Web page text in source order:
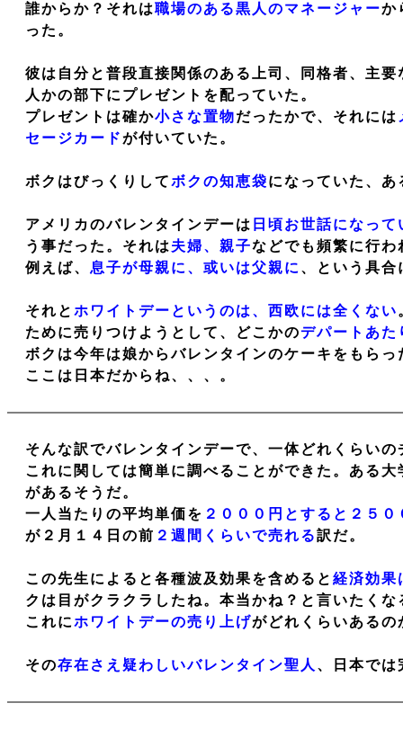
誰からか？それは職場のある黒人のマネージャーか
った。
彼は自分と普段直接関係のある上司、同格者、主要
人かの部下にプレゼントを配っていた。
プレゼントは確か小さな置物だったかで、それには
セージカードが付いていた。
ボクはびっくりしてボクの知恵袋になっていた、
アメリカのバレンタインデーは 日頃お世話になって
う事だった。それは 夫婦、親子などでも頻繁に行
例えば、 息子が母親に、或いは父親に 、という具合
それと ホワイトデーというのは、西欧には全くない
ために売りつけようとして、どこかのデパートあた
ボクは今年は娘からバレンタインのケーキをもら
ここは日本だからね、、、。
そんな訳でバレンタインデーで、一体どれくらい
これに関しては簡単に調べることができた。ある
があるそうだ。
一人当たりの平均単価を ２０００円とすると２５
が２月１４日の前 ２週間くらいで売れる訳だ。
この先生によると各種波及効果を含めると 経済効果
クは目がクラクラしたね。本当かね？と言いたく
これにホワイトデーの売り上げがどれくらいある
その存在さえ疑わしいバレンタイン聖人 、日本では